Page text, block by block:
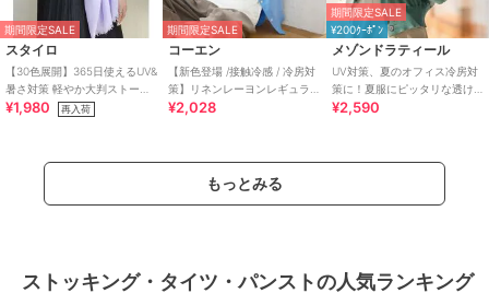
期間限定SALE
スタイロ
【30色展開】365日使えるUV&
暑さ対策 軽やか大判ストール
薄手 無地 冷房対策 春夏秋冬
¥1,980 再入荷
期間限定SALE
コーエン
【新色登場 /接触冷感 / 冷房対
策】リネンレーヨンレギュラ
ーカラーシャツ（インフルエ
¥2,028
期間限定SALE
¥200ｸｰﾎﾟﾝ
メゾンドラティール
UV対策、夏のオフィス冷房対
策に！夏服にピッタリな透け
感Vネック上品シアーUVカッ
¥2,590
もっとみる
ストッキング・タイツ・パンストの人気ランキング